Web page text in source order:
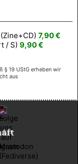
(Zine+CD) 7,90 €
/ S) 9,90 €
§ 19 UStG erheben wir
aus